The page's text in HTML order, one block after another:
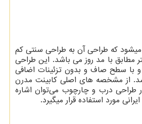
میشود که طراحی آن به طراحی سنتی کم
مطابق با مد روز می باشد. این طراحی
با سطح صاف و بدون تزئینات اضافی
از مشخصه های اصلی کابینت مدرن
طراحی درب و چارچوب میتوان اشاره
مورد استفاده قرار میگیرد.